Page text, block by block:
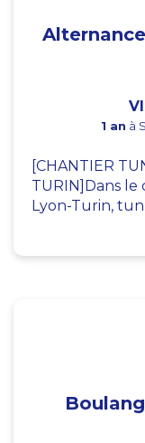
1 an à
[CHANTIER
TURIN]Dans
Lyon-Turin,